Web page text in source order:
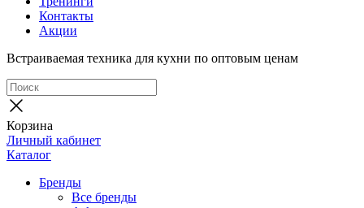
Контакты
Акции
Встраиваемая техника для кухни по оптовым ценам
Корзина
Личный кабинет
Каталог
Бренды
Все бренды